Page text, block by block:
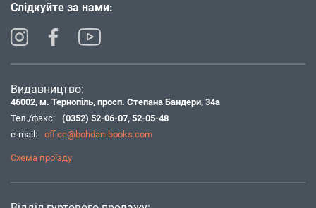
Слідкуйте за нами:
Видавництво:
46002, м. Тернопіль, просп. Степана Бандери, 34а
Тел./факс:
(0352) 52-06-07, 52-05-48
e-mail:
office@bohdan-books.com
Схема проїзду